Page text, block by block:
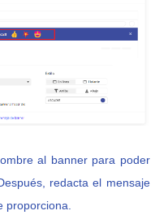
al banner para poder
redacta el mensaje
proporciona.